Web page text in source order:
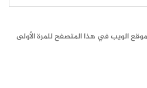
الويب في هذا المتصفح للمرة الأولى